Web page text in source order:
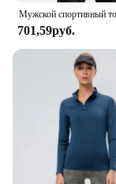
701,59руб.